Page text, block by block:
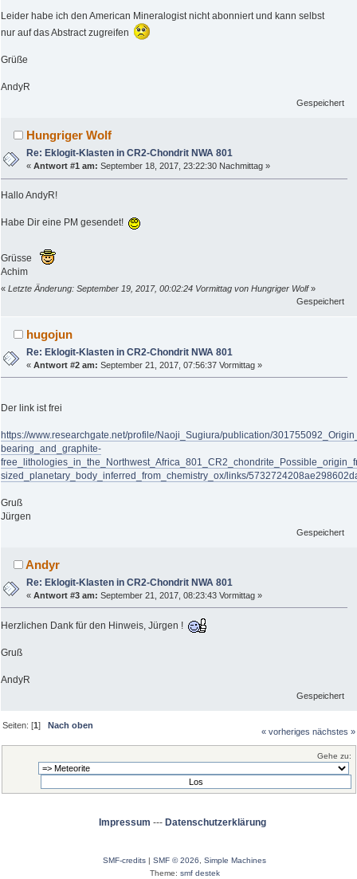
Leider habe ich den American Mineralogist nicht abonniert und kann selbst
nur auf das Abstract zugreifen
Grüße
AndyR
Gespeichert
Hungriger Wolf
Re: Eklogit-Klasten in CR2-Chondrit NWA 801
«Antwort #1 am: September 18, 2017, 23:22:30 Nachmittag »
Hallo AndyR!
Habe Dir eine PM gesendet!
Grüsse
Achim
« Letzte Änderung: September 19, 2017, 00:02:24 Vormittag von Hungriger Wolf»
Gespeichert
hugojun
Re: Eklogit-Klasten in CR2-Chondrit NWA 801
«Antwort #2 am: September 21, 2017, 07:56:37 Vormittag »
Der link ist frei
https://www.researchgate.net/profile/Naoji_Sugiura/publication/
bearing_and_graphite-
sized_planetary_body_inferred_from_chemistry_ox/links/
Gruß
Jürgen
Gespeichert
Andyr
Re: Eklogit-Klasten in CR2-Chondrit NWA 801
«Antwort #3 am: September 21, 2017, 08:23:43 Vormittag »
Herzlichen Dank für den Hinweis, Jürgen !
Gruß
AndyR
Gespeichert
Seiten: [1]Nach oben
« vorheriges nächstes »
Gehe zu:
Impressum --- Datenschutzerklärung
SMF-credits | SMF © 2026
Simple Machines
Theme: smf destek